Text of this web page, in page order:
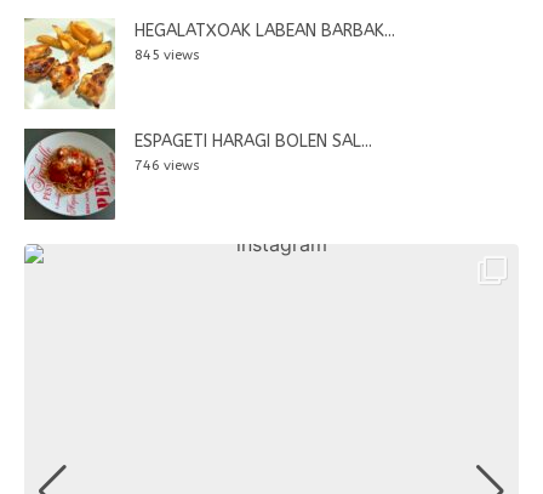
HEGALATXOAK LABEAN BARBAK...
845 views
ESPAGETI HARAGI BOLEN SAL...
746 views